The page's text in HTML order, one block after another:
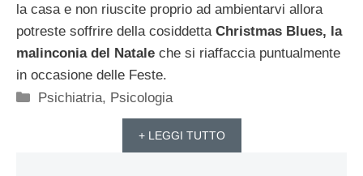
la casa e non riuscite proprio ad ambientarvi allora
potreste soffrire della cosiddettaChristmas Blues, la
malinconia del Natale che si riaffaccia puntualmente
in occasione delle Feste.
Categorie
Psichiatria, Psicologia
+ LEGGI TUTTO